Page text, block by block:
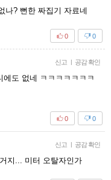
나? 뻔한 짜집기 자료네
0
0
신고 | 공감 확인
도 없네 ㅋㅋㅋㅋㅋㅋㅋ
0
0
신고 | 공감 확인
지... 미터 오탈자인가